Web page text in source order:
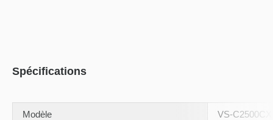
Spécifications
Modèle VS-C2500CX